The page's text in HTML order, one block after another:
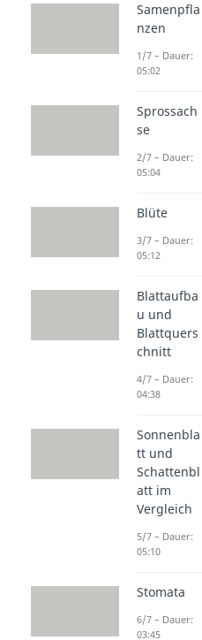
Stomata
Blättern
die
erfährst
Schau dir
Thema an!
Stomata
längliche
Pflanzen.
Samenpfla
nzen
1/7 – Dauer:
05:02
Sprossach
se
2/7 – Dauer:
05:04
Blüte
3/7 – Dauer:
05:12
Blattaufba
u und
Blattquers
chnitt
4/7 – Dauer:
04:38
Sonnenbla
tt und
Schattenbl
att im
Vergleich
5/7 – Dauer:
05:10
Stomata
6/7 – Dauer:
03:45